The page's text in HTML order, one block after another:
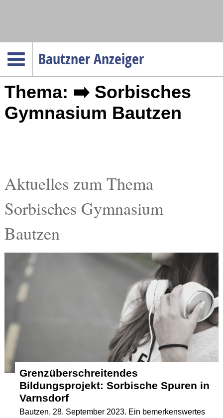
Bautzner Anzeiger
Menüpunkte
Startseite
Gesellschaft
Gesundheit
Kultur
Termine
Kostenlos
Thema: ➡️ Sorbisches
Gymnasium Bautzen
Aktuelles zum Thema
Sorbisches Gymnasium
Bautzen
Grenzüberschreitendes
Bildungsprojekt: Sorbische Spuren in
Varnsdorf
Bautzen, 28. September 2023. Ein bemerkenswertes